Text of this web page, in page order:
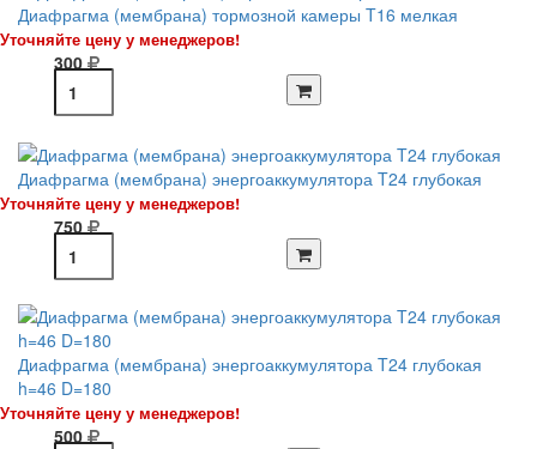
Диафрагма (мембрана) тормозной камеры T16 мелкая
Уточняйте цену у менеджеров!
300
Диафрагма (мембрана) энергоаккумулятора T24 глубокая
Уточняйте цену у менеджеров!
750
Диафрагма (мембрана) энергоаккумулятора T24 глубокая
h=46 D=180
Уточняйте цену у менеджеров!
500